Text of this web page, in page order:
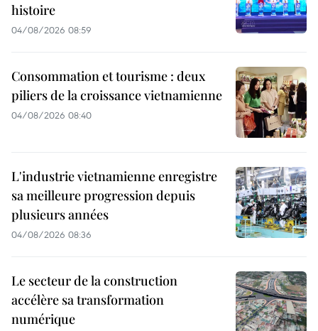
histoire
04/08/2026 08:59
Consommation et tourisme : deux
piliers de la croissance vietnamienne
04/08/2026 08:40
L'industrie vietnamienne enregistre
sa meilleure progression depuis
plusieurs années
04/08/2026 08:36
Le secteur de la construction
accélère sa transformation
numérique